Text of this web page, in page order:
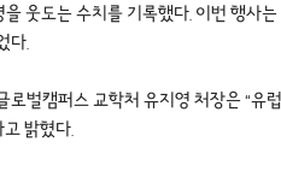
을 웃도는 수치를 기록했다. 이번 행사
다.
로벌캠퍼스 교학처 유지영 처장은 “유
밝혔다.